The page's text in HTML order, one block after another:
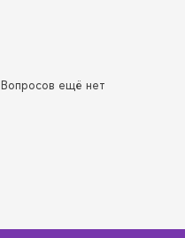
Вопросов ещё нет